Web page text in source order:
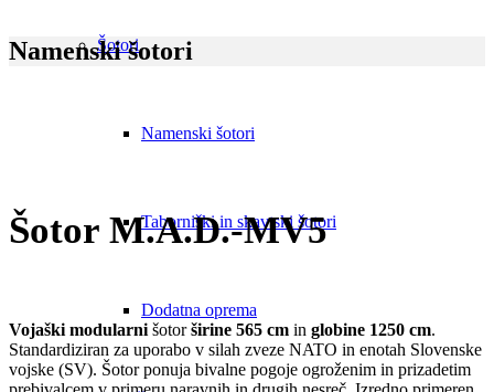
Šotori
Namenski šotori
Taborniški in skavtski šotori
Dodatna oprema
Namenski šotori
Šotor M.A.D.-MV5
Vojaški modularni šotorširine 565 cm in globine 1250 cm.
Standardiziran za uporabo v silah zveze NATO in enotah Slovenske
vojske (SV). Šotor ponuja bivalne pogoje ogroženim in prizadetim